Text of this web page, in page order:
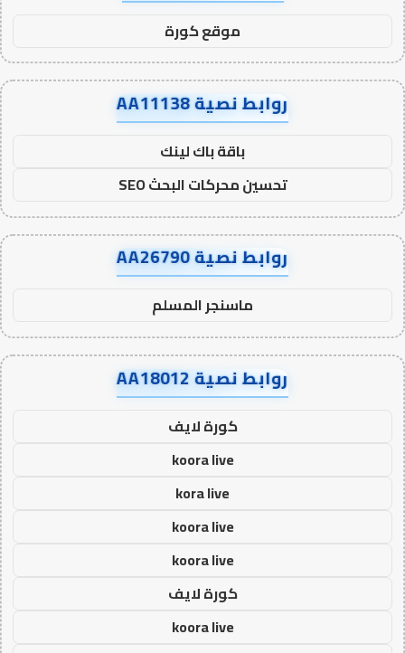
موقع كورة
روابط نصية AA11138
باقة باك لينك
تحسين محركات البحث SEO
روابط نصية AA26790
ماسنجر المسلم
روابط نصية AA18012
كورة لايف
koora live
kora live
koora live
koora live
كورة لايف
koora live